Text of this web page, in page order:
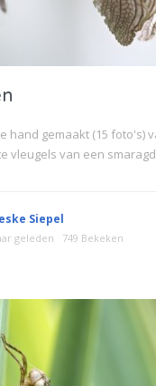
hand gemaakt (15 foto's)
vleugels van een
Siepel
geleden 749 Bekeken